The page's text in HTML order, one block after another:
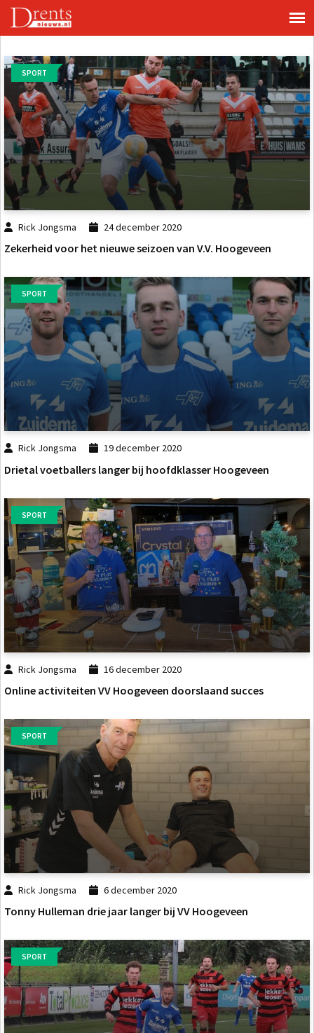
SPORT
Rick Jongsma 24 december 2020
Zekerheid voor het nieuwe seizoen van V.V. Hoogeveen
SPORT
Rick Jongsma 19 december 2020
Drietal voetballers langer bij hoofdklasser Hoogeveen
SPORT
Rick Jongsma 16 december 2020
Online activiteiten VV Hoogeveen doorslaand succes
SPORT
Rick Jongsma 6 december 2020
Tonny Hulleman drie jaar langer bij VV Hoogeveen
SPORT